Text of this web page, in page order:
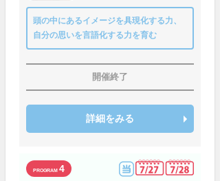
頭の中にあるイメージを具現化する力、
自分の思いを言語化する力を育む
開催終了
詳細をみる
4